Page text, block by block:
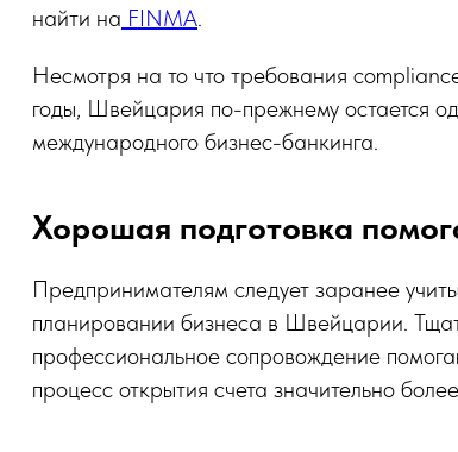
найти на FINMA.
Несмотря на то что требования
годы, Швейцария по-прежнему остается
международного бизнес-банкинга.
Хорошая подготовка
Предпринимателям следует заранее
планировании бизнеса в Швейцарии.
профессиональное сопровождение
процесс открытия счета значительно